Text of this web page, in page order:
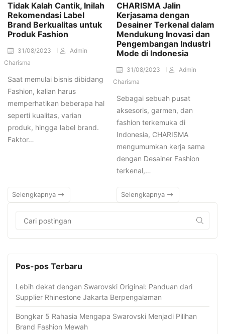
Tidak Kalah Cantik, Inilah
Rekomendasi Label
Brand Berkualitas untuk
Produk Fashion
31/08/2023
Admin
Charisma
Saat memulai bisnis dibidang
Fashion, kalian harus
memperhatikan beberapa hal
seperti kualitas, varian
produk, hingga label brand.
Faktor…
Selengkapnya
CHARISMA Jalin
Kerjasama dengan
Desainer Terkenal dalam
Mendukung Inovasi dan
Pengembangan Industri
Mode di Indonesia
31/08/2023
Admin
Charisma
Sebagai sebuah pusat
aksesoris, garmen, dan
fashion terkemuka di
Indonesia, CHARISMA
mengumumkan kerja sama
dengan Desainer Fashion
terkenal,…
Selengkapnya
Pos-pos Terbaru
Lebih dekat dengan Swarovski Original: Panduan dari
Supplier Rhinestone Jakarta Berpengalaman
Bongkar 5 Rahasia Mengapa Swarovski Menjadi Pilihan
Brand Fashion Mewah